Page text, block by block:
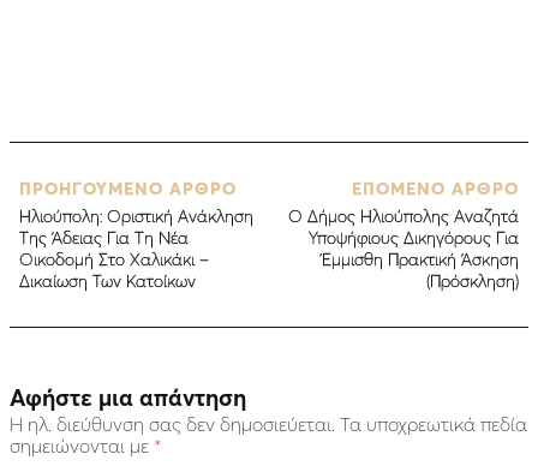
ΠΡΟΗΓΟΥΜΕΝΟ ΑΡΘΡΟ
Ηλιούπολη: Οριστική Ανάκληση
Της Άδειας Για Τη Νέα
Οικοδομή Στο Χαλικάκι –
Δικαίωση Των Κατοίκων
ΕΠΟΜΕΝΟ ΑΡΘΡΟ
O Δήμος Ηλιούπολης Αναζητά
Υποψήφιους Δικηγόρους Για
Έμμισθη Πρακτική Άσκηση
(Πρόσκληση)
Αφήστε μια απάντηση
Η ηλ. διεύθυνση σας δεν δημοσιεύεται. Τα υποχρεωτικά πεδία
σημειώνονται με *